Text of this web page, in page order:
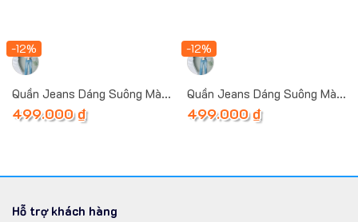
-12%
Quần Jeans Dáng Suông Màu
Xanh Nhạt 2
499.000₫
-12%
Quần Jeans Dáng Suông Màu
Xanh Nhạt 3
499.000₫
Hỗ trợ khách hàng